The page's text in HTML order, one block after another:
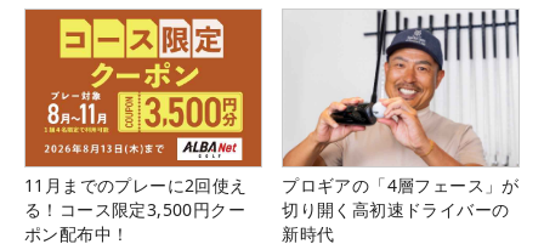
11月までのプレーに2回使え
る！コース限定3,500円クー
ポン配布中！
プロギアの「4層フェース」が
切り開く高初速ドライバーの
新時代